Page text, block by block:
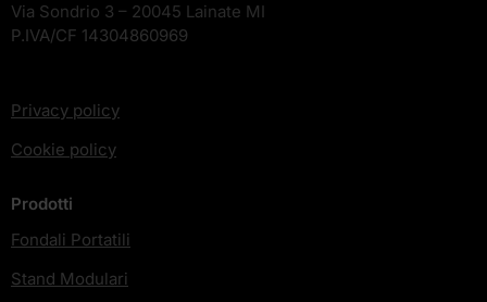
Via Sondrio 3 – 20045 Lainate MI
P.IVA/CF 14304860969
Privacy policy
Cookie policy
Prodotti
Fondali Portatili
Stand Modulari